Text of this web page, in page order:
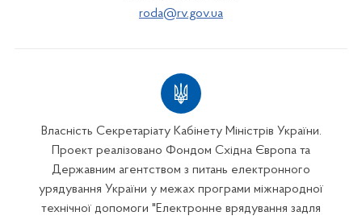
roda@rv.gov.ua
Власність Секретаріату Кабінету Міністрів України.
Проект реалізовано Фондом Східна Європа та
Державним агентством з питань електронного
урядування України у межах програми міжнародної
технічної допомоги "Електронне врядування задля